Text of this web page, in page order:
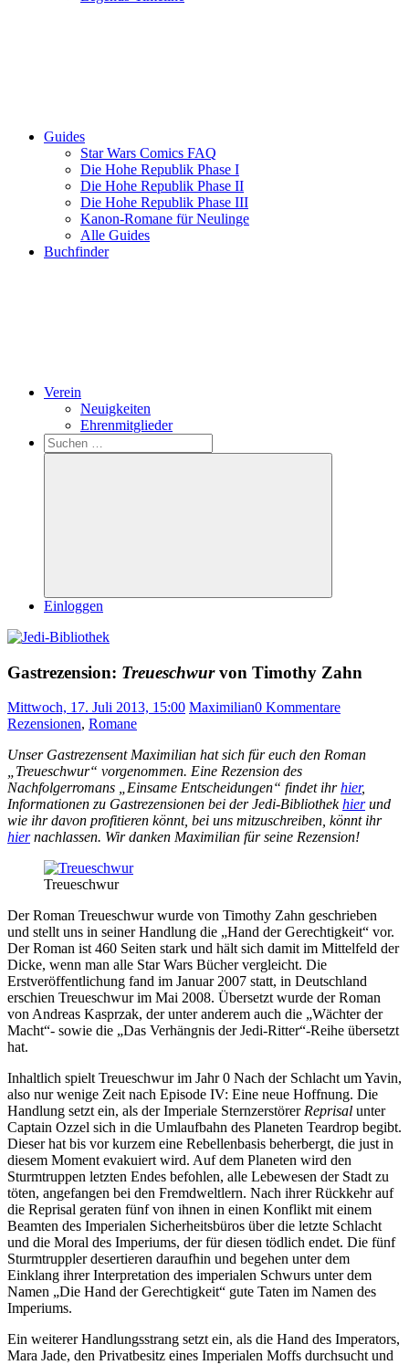
Guides
Star Wars Comics FAQ
Die Hohe Republik Phase I
Die Hohe Republik Phase II
Die Hohe Republik Phase III
Kanon-Romane für Neulinge
Alle Guides
Buchfinder
Verein
Neuigkeiten
Ehrenmitglieder
Search
Suchen
nach:
Suchen
Einloggen
Gastrezension: Treueschwurvon Timothy Zahn
Mittwoch, 17. Juli 2013, 15:00 Maximilian0 Kommentare
Rezensionen, Romane
Unser Gastrezensent Maximilian hat sich für euch den Roman
„Treueschwur“ vorgenommen. Eine Rezension des
Nachfolgerromans „Einsame Entscheidungen“ findet ihrhier,
Informationen zu Gastrezensionen bei der Jedi-Bibliothekhierund
wie ihr davon profitieren könnt, bei uns mitzuschreiben, könnt ihr
hiernachlassen. Wir danken Maximilian für seine Rezension!
Treueschwur
Der Roman Treueschwur wurde von Timothy Zahn geschrieben
und stellt uns in seiner Handlung die „Hand der Gerechtigkeit“ vor.
Der Roman ist 460 Seiten stark und hält sich damit im Mittelfeld der
Dicke, wenn man alle Star Wars Bücher vergleicht. Die
Erstveröffentlichung fand im Januar 2007 statt, in Deutschland
erschien Treueschwur im Mai 2008. Übersetzt wurde der Roman
von Andreas Kasprzak, der unter anderem auch die „Wächter der
Macht“- sowie die „Das Verhängnis der Jedi-Ritter“-Reihe übersetzt
hat.
Inhaltlich spielt Treueschwur im Jahr 0 Nach der Schlacht um Yavin,
also nur wenige Zeit nach Episode IV: Eine neue Hoffnung. Die
Handlung setzt ein, als der Imperiale SternzerstörerReprisal unter
Captain Ozzel sich in die Umlaufbahn des Planeten Teardrop begibt.
Dieser hat bis vor kurzem eine Rebellenbasis beherbergt, die just in
diesem Moment evakuiert wird. Auf dem Planeten wird den
Sturmtruppen letzten Endes befohlen, alle Lebewesen der Stadt zu
töten, angefangen bei den Fremdweltlern. Nach ihrer Rückkehr auf
die Reprisal geraten fünf von ihnen in einen Konflikt mit einem
Beamten des Imperialen Sicherheitsbüros über die letzte Schlacht
und die Moral des Imperiums, der für diesen tödlich endet. Die fünf
Sturmtruppler desertieren daraufhin und begehen unter dem
Einklang ihrer Interpretation des imperialen Schwurs unter dem
Namen „Die Hand der Gerechtigkeit“ gute Taten im Namen des
Imperiums.
Ein weiterer Handlungsstrang setzt ein, als die Hand des Imperators,
Mara Jade, den Privatbesitz eines Imperialen Moffs durchsucht und